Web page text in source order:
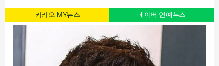
카카오 MY뉴스 네이버 연예뉴스